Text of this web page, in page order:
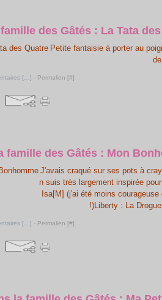
des Gâtés : La Tata
Petite fantaisie à porter au
[ ] - Permalien [#]
famille des Gâtés : Mon
J'avais craqué sur ses pots à
n suis très largement inspirée
Isa[M] (j'ai été moins
!)Liberty : La
[ ] - Permalien [#]